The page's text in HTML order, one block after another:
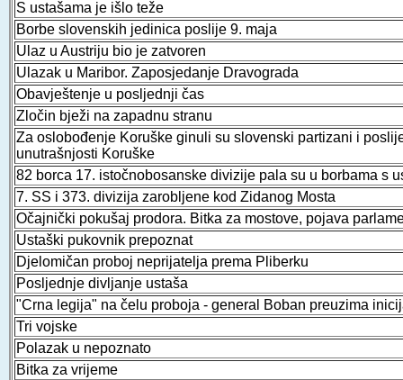
S ustašama je išlo teže
Borbe slovenskih jedinica poslije 9. maja
Ulaz u Austriju bio je zatvoren
Ulazak u Maribor. Zaposjedanje Dravograda
Obavještenje u posljednji čas
Zločin bježi na zapadnu stranu
Za oslobođenje Koruške ginuli su slovenski partizani i
unutrašnjosti Koruške
82 borca 17. istočnobosanske divizije pala su u borbama s
7. SS i 373. divizija zarobljene kod Zidanog Mosta
Očajnički pokušaj prodora. Bitka za mostove, pojava
Ustaški pukovnik prepoznat
Djelomičan proboj neprijatelja prema Pliberku
Posljednje divljanje ustaša
"Crna legija" na čelu proboja - general Boban preuzima
Tri vojske
Polazak u nepoznato
Bitka za vrijeme